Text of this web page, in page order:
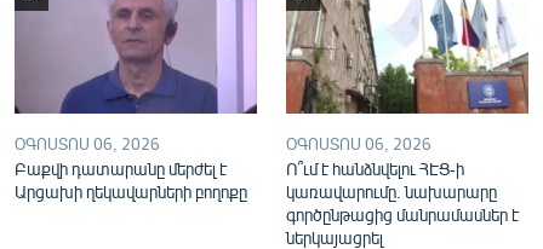
«Ազատության» բոլոր կայքերը
ՕԳՈՍՏՈՍ 06, 2026
Բաքվի դատարանը մերժել է
Արցախի ղեկավարների բողոքը
ՕԳՈՍՏՈՍ 06, 2026
Ո՞ւմ է հանձնվելու ՀԷՑ-ի
կառավարումը. նախարարը
գործընթացից մանրամասներ է
ներկայացրել